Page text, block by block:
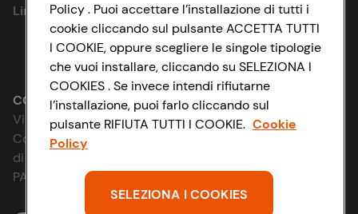
Cookie Policy
Impostazioni Cookie
Accessibilità
D&I e Parità di Genere
Strategia Fiscale
Link utili
Lavora con noi
Le cooperative
News & Approfondimenti
Richiami prodotto
Whistleblowing
CONAD SOCIETÀ COOPERATIVA
Via Michelino, 59 | 40127 BOLOGNA
Codice Fiscale e Registro Imprese
di Bologna 00865960157
PARTITA IVA 03320960374
Policy . Puoi accettare l’installazione di tutti i
cookie cliccando sul pulsante ACCETTA TUTTI
I COOKIE, oppure scegliere le singole tipologie
che vuoi installare, cliccando su SELEZIONA I
COOKIES . Se invece intendi rifiutarne
l’installazione, puoi farlo cliccando sul
pulsante RIFIUTA TUTTI I COOKIE. Cookie
Policy
SELEZIONA I COOKIES